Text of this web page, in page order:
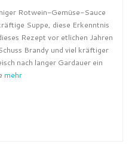
Rotwein-Gemüse-Sauce
Suppe, diese Erkenntnis
Rezept vor etlichen Jahren
Brandy und viel kräftiger
nach langer Gardauer ein
mehr